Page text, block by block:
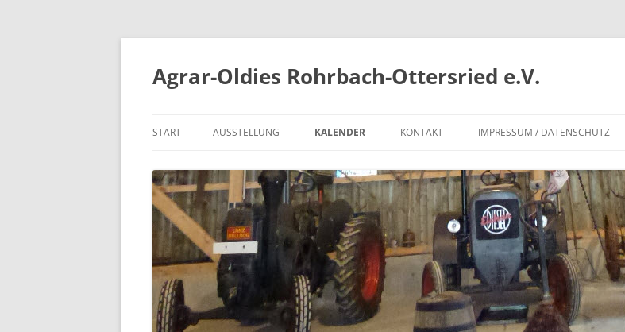
Zum
Agrar-Oldies Rohrbach-Ottersried e.V.
START AUSSTELLUNG KALENDER KONTAKT IMPRESSUM / DATENSCHUTZ